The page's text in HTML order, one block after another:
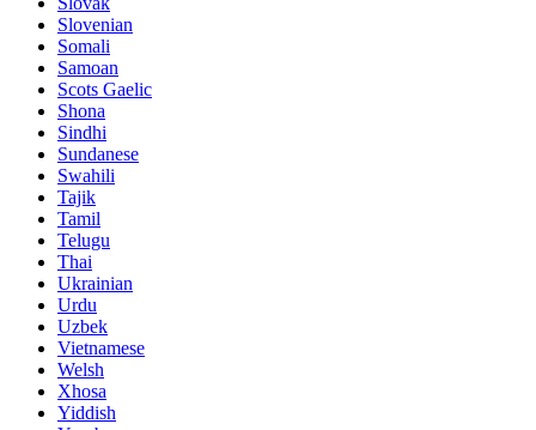
Slovenian
Somali
Samoan
Scots Gaelic
Shona
Sindhi
Sundanese
Swahili
Tajik
Tamil
Telugu
Thai
Ukrainian
Urdu
Uzbek
Vietnamese
Welsh
Xhosa
Yiddish